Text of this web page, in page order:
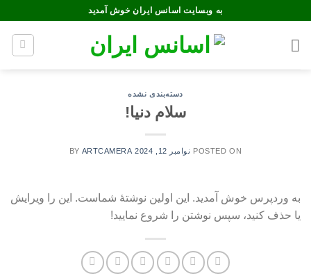
content
به وبسایت اسانس ایران خوش آمدید
دسته‌بندی نشده
سلام دنیا!
POSTED ON نوامبر 12, 2024 BY ARTCAMERA
به وردپرس خوش آمدید. این اولین نوشتهٔ شماست. این را ویرایش
یا حذف کنید، سپس نوشتن را شروع نمایید!